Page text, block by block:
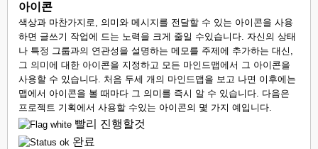
아이콘
색상과 마찬가지로, 의미와 메시지를 전달할 수 있는 아이콘을 사용
하면 글쓰기 작업에 드는 노력을 크게 줄일 수있습니다. 자신의 상태
나 특정 그룹과의 연관성을 설명하는 메모를 주제에 추가하는 대신,
그 의미에 대한 아이콘을 지정하고 모든 마인드맵에서 그 아이콘을
사용할 수 있습니다. 처음 두세 개의 마인드맵을 보고 나면 이후에는
맵에서 아이콘을 볼 때마다 그 의미를 즉시 알 수 있습니다. 다음은
프로젝트 기획에서 사용할 수있는 아이콘의 몇 가지 예입니다.
빨리 진행할것
완료